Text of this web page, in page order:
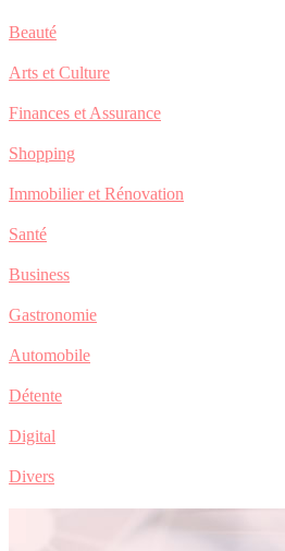
Beauté
Arts et Culture
Finances et Assurance
Shopping
Immobilier et Rénovation
Santé
Business
Gastronomie
Automobile
Détente
Digital
Divers